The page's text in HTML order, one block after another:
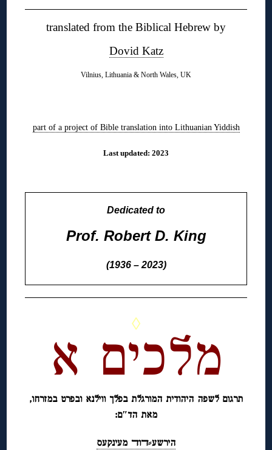
translated from the Biblical Hebrew by
Dovid Katz
Vilnius, Lithuania & North Wales, UK
part of a project of Bible translation into Lithuanian Yiddish
Last updated: 2023
Dedicated to
Prof. Robert D. King
(1936 – 2023)
◊
מלכים א
תרגום לשפה היהודית המורגלת בפלך ווילנא ובפרט במזרחו,
מאת הד″ם:
הירשע⸗ﬢוﬢ מעינקעס